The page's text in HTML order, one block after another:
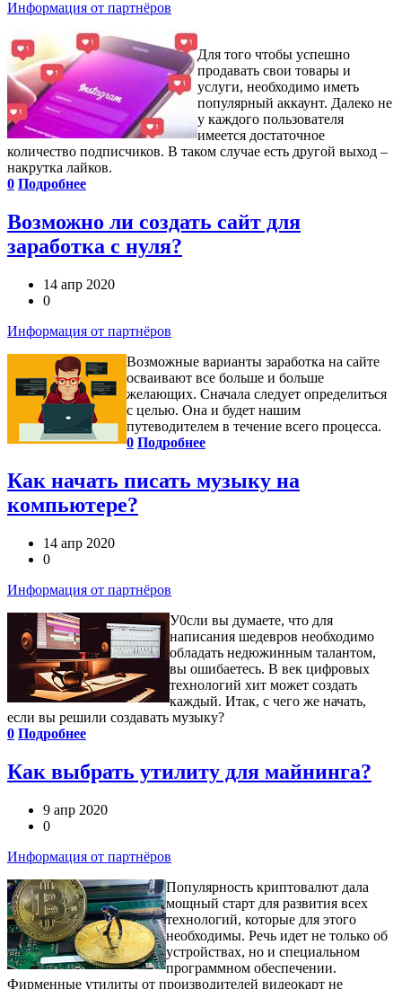
Информация от партнёров
Для того чтобы успешно
продавать свои товары и
услуги, необходимо иметь
популярный аккаунт. Далеко не
у каждого пользователя
имеется достаточное
количество подписчиков. В таком случае есть другой выход –
накрутка лайков.
0 Подробнее
Возможно ли создать сайт для
заработка с нуля?
14 апр 2020
0
Информация от партнёров
Возможные варианты заработка на сайте
осваивают все больше и больше
желающих. Cначала следует определиться
с целью. Она и будет нашим
путеводителем в течение всего процесса.
0 Подробнее
Как начать писать музыку на
компьютере?
14 апр 2020
0
Информация от партнёров
У0сли вы думаете, что для
написания шедевров необходимо
обладать недюжинным талантом,
вы ошибаетесь. В век цифровых
технологий хит может создать
каждый. Итак, с чего же начать,
если вы решили создавать музыку?
0 Подробнее
Как выбрать утилиту для майнинга?
9 апр 2020
0
Информация от партнёров
Популярность криптовалют дала
мощный старт для развития всех
технологий, которые для этого
необходимы. Речь идет не только об
устройствах, но и специальном
программном обеспечении.
Фирменные утилиты от производителей видеокарт не